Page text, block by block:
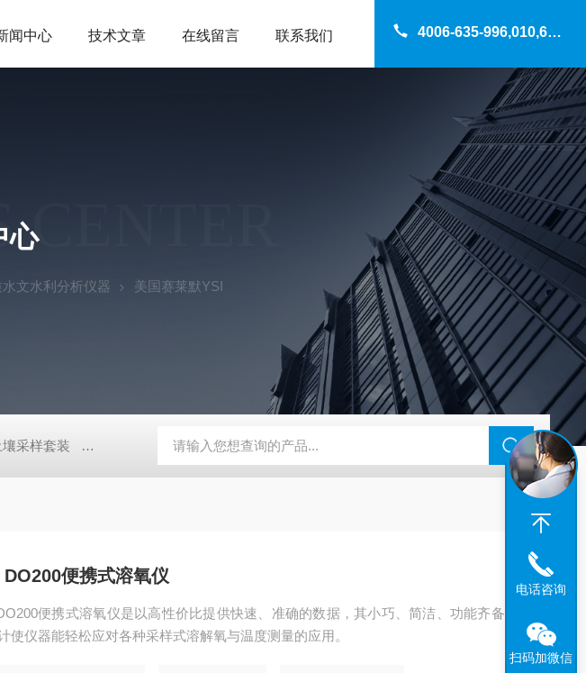
4006-635-996,010,69200960
闻中心 技术文章 在线留言 联系我们
CENTER
心
水文水利分析仪器 美国赛莱默YSI
采样套装 德国MN 91346过氧乙酸检测仪 CT2001A微电流扣电测试 PL-G07日本富士智
DO200便携式溶氧仪
便携式溶氧仪是以高性价比提供快速、准确的数据，其小巧、简洁、功能齐备
使仪器能轻松应对各种采样式溶解氧与温度测量的应用。
电话咨询
扫码加微信